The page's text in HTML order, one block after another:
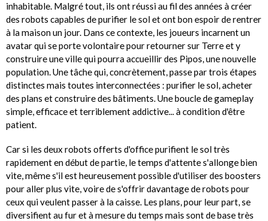
inhabitable. Malgré tout, ils ont réussi au fil des années à créer
des robots capables de purifier le sol et ont bon espoir de rentrer
à la maison un jour. Dans ce contexte, les joueurs incarnent un
avatar qui se porte volontaire pour retourner sur Terre et y
construire une ville qui pourra accueillir des Pipos, une nouvelle
population. Une tâche qui, concrètement, passe par trois étapes
distinctes mais toutes interconnectées : purifier le sol, acheter
des plans et construire des bâtiments. Une boucle de gameplay
simple, efficace et terriblement addictive... à condition d'être
patient.
Car si les deux robots offerts d'office purifient le sol très
rapidement en début de partie, le temps d'attente s'allonge bien
vite, même s'il est heureusement possible d'utiliser des boosters
pour aller plus vite, voire de s'offrir davantage de robots pour
ceux qui veulent passer à la caisse. Les plans, pour leur part, se
diversifient au fur et à mesure du temps mais sont de base très